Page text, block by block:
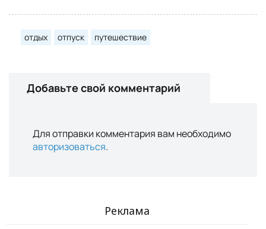
отдых отпуск путешествие
Добавьте свой комментарий
Для отправки комментария вам необходимо
авторизоваться.
Реклама